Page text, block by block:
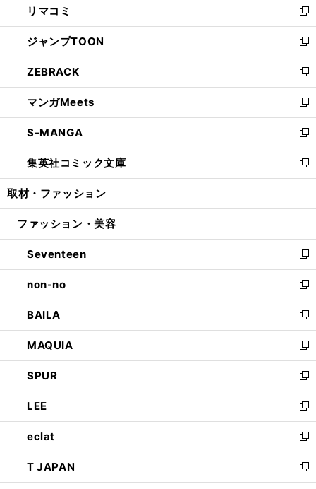
で
開
く
ド
ウ
で
開
く
ィ
ン
ド
ウ
で
開
く
い
ウ
ィ
ン
ド
ウ
で
開
く
リマコミ
新
し
い
ウ
ィ
ン
ド
ウ
で
開
く
ジャンプTOON
新
し
い
ウ
ィ
ン
ド
ウ
で
開
ZEBRACK
新
し
い
ウ
ィ
ン
ド
ウ
開
マンガMeets
新
し
い
ウ
ィ
ン
ウ
開
く
S-MANGA
新
し
い
ウ
ン
ウ
で
開
く
集英社コミック文庫
新
し
ウ
ン
ド
ウ
で
開
く
取材・ファッション
ファッション・美容
Seventeen
新
し
い
ウ
ィ
ン
ド
ウ
で
開
く
non-no
新
し
い
ウ
ィ
ン
ド
ウ
で
開
く
BAILA
新
し
い
ウ
ィ
ン
ド
ウ
で
開
く
MAQUIA
新
し
い
ウ
ィ
ン
ド
ウ
で
開
SPUR
新
し
い
ウ
ィ
ン
ド
ウ
LEE
新
し
い
ウ
ィ
ン
eclat
新
し
い
ウ
T JAPAN
新
し